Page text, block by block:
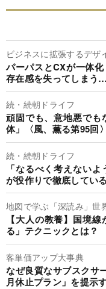
ビジネスに拡張するデザ
パーパスとCXが一体
存在感を失ってしまう
続・続朝ドライフ
頑固でも、意地悪で
体」〈風、薫る第95回〉
続・続朝ドライフ
「なるべく考えない
が役作りで徹底してい
地図で学ぶ「深読み」世
【大人の教養】国境
る」テクニックとは？
客単価アップ大事典
なぜ良質なサブスクサ
月休止プラン」を提示